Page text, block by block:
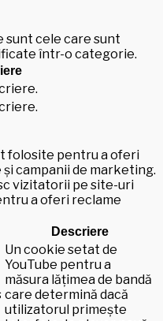
cele care sunt
într-o categorie.
folosite pentru a oferi
campanii de marketing.
vizitatorii pe site-uri
a oferi reclame
Descriere
Un cookie setat de
YouTube pentru a
măsura lățimea de bandă
care determină dacă
utilizatorul primește